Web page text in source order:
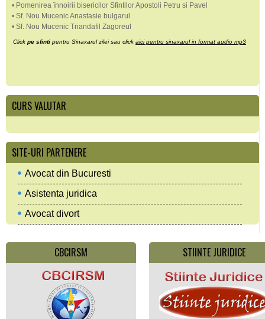
• Pomenirea înnoirii bisericilor Sfintilor Apostoli Petru si Pavel
• Sf. Nou Mucenic Anastasie bulgarul
• Sf. Nou Mucenic Triandafil Zagoreul
Click pe sfinti pentru Sinaxarul zilei sau click aici pentru sinaxarul in format audio mp3
CURS VALUTAR
SITE-URI PARTENERE
Avocat din Bucuresti
Asistenta juridica
Avocat divort
CBCIRSM STIINTE JURIDICE